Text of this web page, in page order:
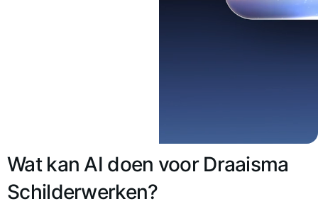
Wat kan AI doen voor Draaisma
Schilderwerken?